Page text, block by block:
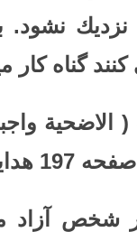
نشود.
گناه كار
(
الاضحية
4 كتاب الاضحيه
شخص آزاد